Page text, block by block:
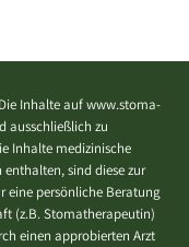
Die Inhalte auf www.stoma-
ausschließlich zu
Inhalte medizinische
sind diese zur
eine persönliche Beratung
(z.B. Stomatherapeutin)
einen approbierten Arzt